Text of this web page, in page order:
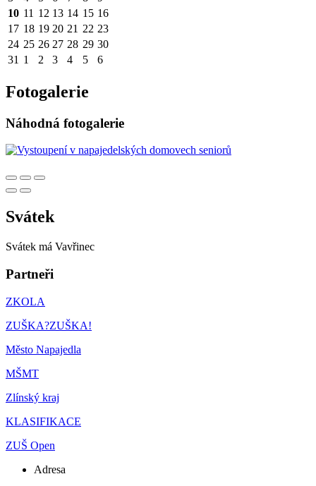
10 11 12 13 14 15 16
17 18 19 20 21 22 23
24 25 26 27 28 29 30
31 1 2 3 4 5 6
Fotogalerie
Náhodná fotogalerie
Svátek
Svátek má Vavřinec
Partneři
ZKOLA
ZUŠKA?ZUŠKA!
Město Napajedla
MŠMT
Zlínský kraj
KLASIFIKACE
ZUŠ Open
Adresa